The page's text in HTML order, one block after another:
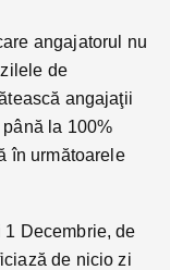
angajatorul nu
de
an­gajaţii
la 100%
în ur­mătoarele
1 Decembrie, de
de nicio zi